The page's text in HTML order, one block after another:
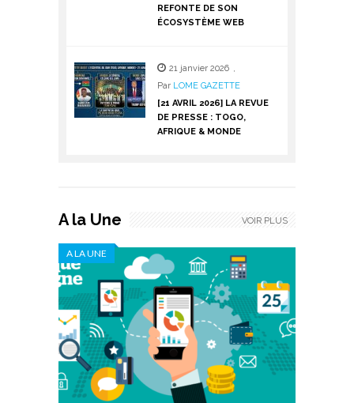
REFONTE DE SON
ÉCOSYSTÈME WEB
21 janvier 2026 ,
Par LOME GAZETTE
[21 AVRIL 2026] LA REVUE
DE PRESSE : TOGO,
AFRIQUE & MONDE
A la Une
A LA UNE
VOIR PLUS